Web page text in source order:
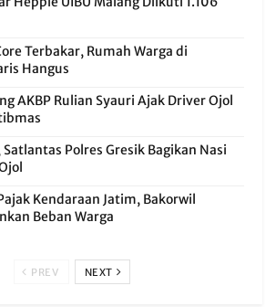
Terbakar, Rumah Warga di
Hangus
AKBP Rulian Syauri Ajak Driver Ojol
Polres Gresik Bagikan Nasi
Kendaraan Jatim, Bakorwil
Beban Warga
PREV NEXT